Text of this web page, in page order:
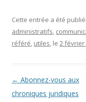
Cette entrée a été
administratifs,
référé, utiles, le 2 février
Navigation des
← Abonnez-vous aux
chroniques juridiques